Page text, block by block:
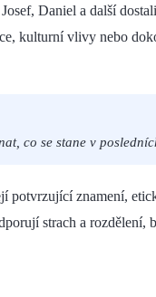
Daniel a další
kulturní vlivy nebo
co se stane v
znamení,
strach a rozdělení,